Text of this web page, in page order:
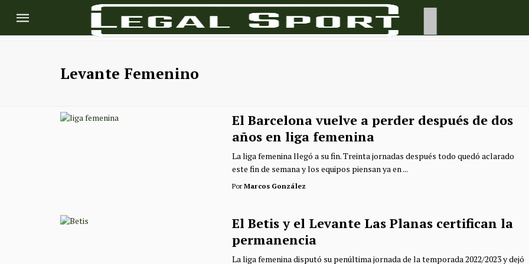
Levante Femenino
El Barcelona vuelve a perder después de dos
años en liga femenina
La liga femenina llegó a su fin. Treinta jornadas después todo quedó aclarado
este fin de semana y los equipos piensan ya en ...
PorMarcos González
El Betis y el Levante Las Planas certifican la
permanencia
La liga femenina disputó su penúltima jornada de la temporada 2022/2023 y dejó